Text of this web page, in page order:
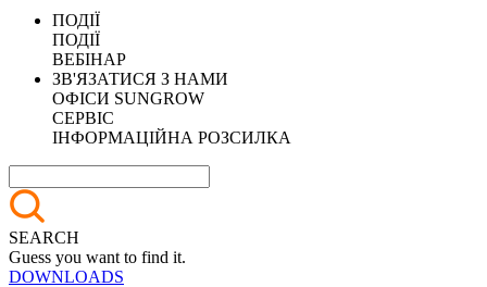
ПОДІЇ
ПОДІЇ
ВЕБІНАР
ЗВ'ЯЗАТИСЯ З НАМИ
ОФІСИ SUNGROW
СЕРВІС
ІНФОРМАЦІЙНА РОЗСИЛКА
SEARCH
Guess you want to find it.
DOWNLOADS